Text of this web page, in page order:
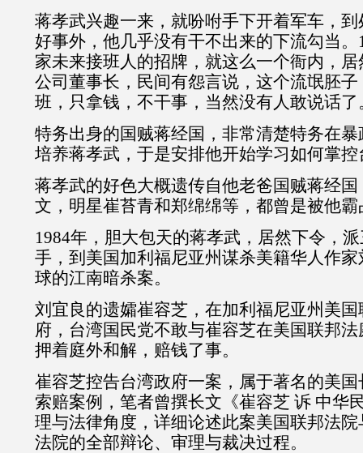
蒋孝武兴趣一来，就吩咐手下开着军车，
好事外，他几乎没有干不出来的下流勾当
家未来接班人的招牌，就这么一个衙内，
公司董事长，民间有怨言说，这个流氓胚
班，只拿钱，不干事，当然没有人敢说话了
特务出身的国贼蒋经国，非常清楚特务在
培养蒋孝武，于是安排他开始学习如何掌
蒋孝武的好色大概遗传自他老爸国贼蒋经
文，明星崔苔青和郑绵绵等，都曾是被他
1984年，胆大包天的蒋孝武，居然下令，
手，到美国加利福尼亚州谋杀美籍华人作
球的江南暗杀案。
刘宜良的遗孀崔容芝，在加利福尼亚州美
府，台湾国民党不敢与崔容芝在美国联邦
押着庭外和解，赔钱了事。
崔容芝控告台湾政府一案，属于著名的美
索赔案例，笔者曾撰长文 《崔容芝 诉 中华
理与法律角度，详细论述此案美国联邦法
法院的全部辩论、审理与裁决过程。